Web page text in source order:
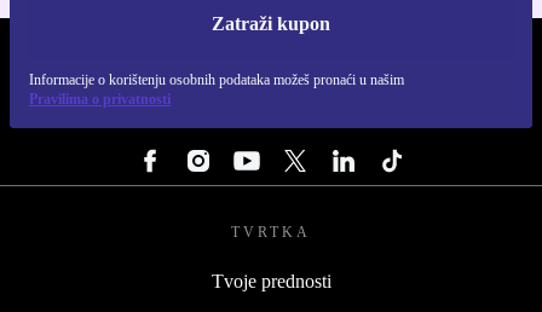
Zatraži kupon
Informacije o korištenju osobnih podataka možeš pronaći u našim
Pravilima o privatnosti
TVRTKA
Tvoje prednosti